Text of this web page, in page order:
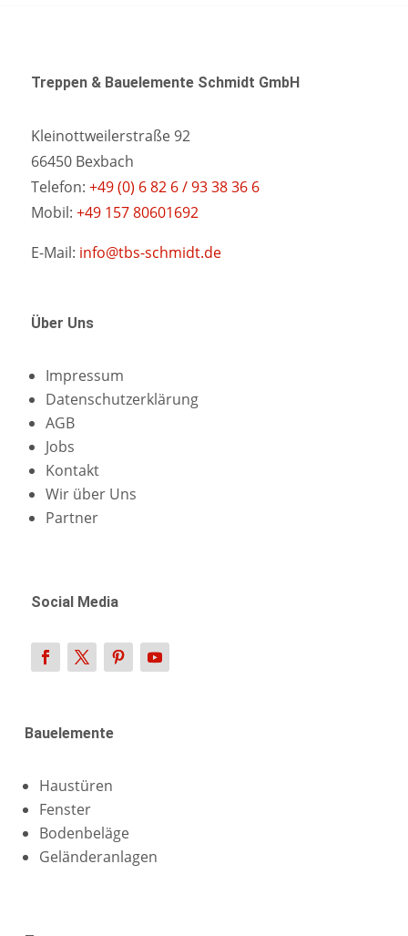
Treppen & Bauelemente Schmidt GmbH
Kleinottweilerstraße 92
66450 Bexbach
Telefon: +49 (0) 6 82 6 / 93 38 36 6
Mobil: +49 157 80601692
E-Mail: info@tbs-schmidt.de
Über Uns
Impressum
Datenschutzerklärung
AGB
Jobs
Kontakt
Wir über Uns
Partner
Social Media
Bauelemente
Haustüren
Fenster
Bodenbeläge
Geländeranlagen